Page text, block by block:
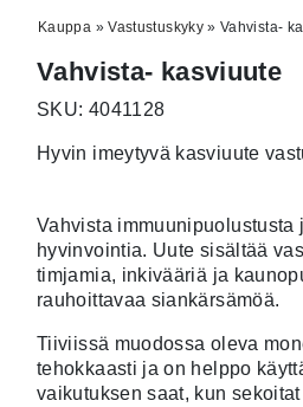
Kauppa »Vastustuskyky»Vahvista-
Vahvista- kasviuute
SKU: 4041128
Hyvin imeytyvä kasviuute
Vahvista immuunipuolustusta
hyvinvointia. Uute sisältää
timjamia, inkivääriä ja
rauhoittavaa siankärsämöä.
Tiiviissä muodossa oleva
tehokkaasti ja on helppo
vaikutuksen saat, kun